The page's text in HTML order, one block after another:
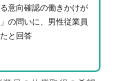
意向確認の働きかけが
の問いに、男性従業員
と回答